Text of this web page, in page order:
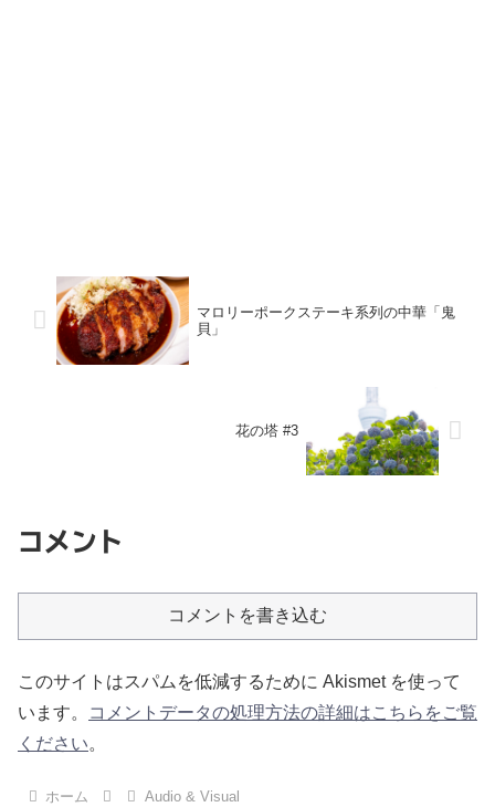
マロリーポークステーキ系列の中華「鬼
貝」
花の塔 #3
コメント
コメントを書き込む
このサイトはスパムを低減するために Akismet を使って
います。
コメントデータの処理方法の詳細はこちらをご覧
ください。
ホーム Audio & Visual